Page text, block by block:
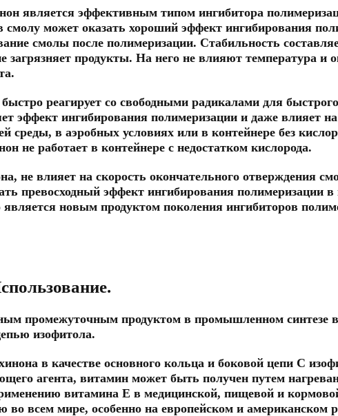
является эффективным типом ингибитора
может оказать хороший эффект ингибирования
смолы после полимеризации. Стабильность
загрязняет продукты. На него не влияют температура
реагирует со свободными радикалами для
эффект ингибирования полимеризации и даже влияет
среды, в аэробных условиях или в контейнере без
не работает в контейнере с недостатком кислорода.
не влияет на скорость окончательного отверждения
превосходный эффект ингибирования полимеризации
новым продуктом поколения ингибиторов
.
промежуточным продуктом в промышленном синтезе
изофитола.
в качестве основного кольца и боковой цепи C
агента, витамин может быть получен путем
витамина Е в медицинской, пищевой и
всем мире, особенно на европейском и американском